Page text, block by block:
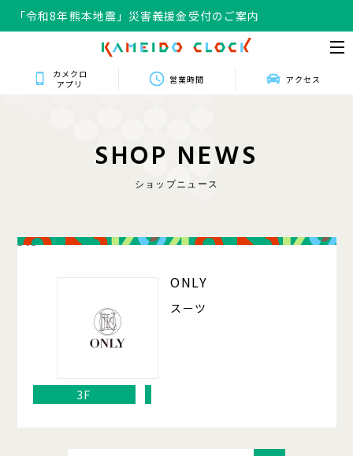
「令和8年熊本地震」災害義援金受付のご案内
カメクロ
アプリ
営業時間 アクセス
SHOP NEWS
ショップニュース
318
ONLY
スーツ
3F